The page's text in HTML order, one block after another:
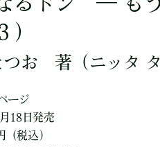
お 著 （ニッタ
ージ
18日発売
（税込）